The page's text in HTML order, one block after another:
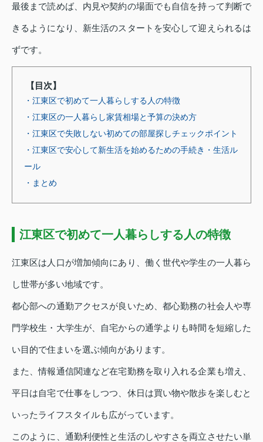
最後まで読めば、内見や契約の場面でも自信を持って判断で
きるようになり、新生活のスタートを安心して迎えられるは
ずです。
【目次】
・江東区で初めて一人暮らしする人の特徴
・江東区の一人暮らし家賃相場と予算の決め方
・江東区で失敗しない初めての部屋探しチェックポイント
・江東区で安心して新生活を始めるための手続き・生活ル
ール
・まとめ
江東区で初めて一人暮らしする人の特徴
江東区は人口が増加傾向にあり、働く世代や学生の一人暮ら
し世帯が多い地域です。
都心部への通勤アクセスが良いため、都心勤務の社会人や専
門学校生・大学生が、自宅からの通学よりも時間を短縮した
い目的で住まいを選ぶ傾向があります。
また、情報通信関連など在宅勤務を取り入れる企業も増え、
平日は自宅で仕事をしつつ、休日は買い物や散歩を楽しむと
いったライフスタイルも広がっています。
このように、通勤利便性と生活のしやすさを両立させたい単